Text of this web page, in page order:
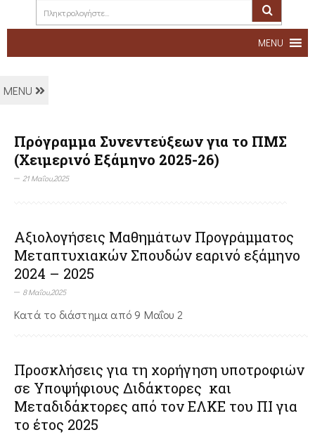
MENU
MENU
Πρόγραμμα Συνεντεύξεων για το ΠΜΣ
(Χειμερινό Εξάμηνο 2025-26)
21 Μαΐου,2025
Αξιολογήσεις Μαθημάτων Προγράμματος
Μεταπτυχιακών Σπουδών εαρινό εξάμηνο
2024 – 2025
8 Μαΐου,2025
Κατά το διάστημα από 9 Μαΐου 2
Προσκλήσεις για τη χορήγηση υποτροφιών
σε Υποψήφιους Διδάκτορες και
Μεταδιδάκτορες από τον ΕΛΚΕ του ΠΙ για
το έτος 2025